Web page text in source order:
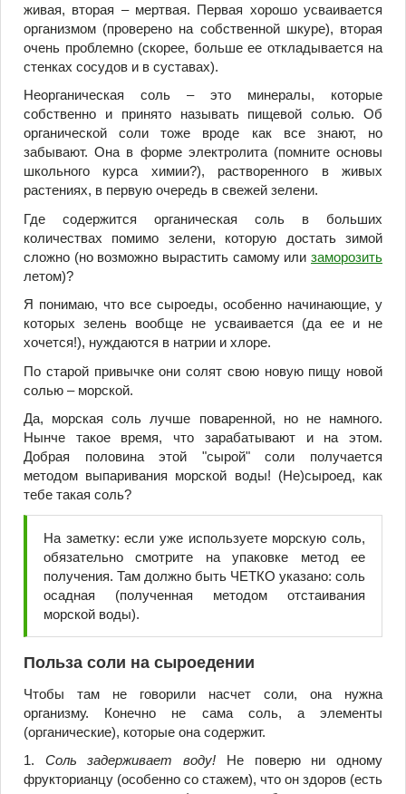
живая, вторая – мертвая. Первая хорошо усваивается
организмом (проверено на собственной шкуре), вторая
очень проблемно (скорее, больше ее откладывается на
стенках сосудов и в суставах).
Неорганическая соль – это минералы, которые
собственно и принято называть пищевой солью. Об
органической соли тоже вроде как все знают, но
забывают. Она в форме электролита (помните основы
школьного курса химии?), растворенного в живых
растениях, в первую очередь в свежей зелени.
Где содержится органическая соль в больших
количествах помимо зелени, которую достать зимой
сложно (но возможно вырастить самому или заморозить
летом)?
Я понимаю, что все сыроеды, особенно начинающие, у
которых зелень вообще не усваивается (да ее и не
хочется!), нуждаются в натрии и хлоре.
По старой привычке они солят свою новую пищу новой
солью – морской.
Да, морская соль лучше поваренной, но не намного.
Нынче такое время, что зарабатывают и на этом.
Добрая половина этой "сырой" соли получается
методом выпаривания морской воды! (Не)сыроед, как
тебе такая соль?
На заметку: если уже используете морскую соль,
обязательно смотрите на упаковке метод ее
получения. Там должно быть ЧЕТКО указано: соль
осадная (полученная методом отстаивания
морской воды).
Польза соли на сыроедении
Чтобы там не говорили насчет соли, она нужна
организму. Конечно не сама соль, а элементы
(органические), которые она содержит.
1. Соль задерживает воду! Не поверю ни одному
фрукторианцу (особенно со стажем), что он здоров (есть